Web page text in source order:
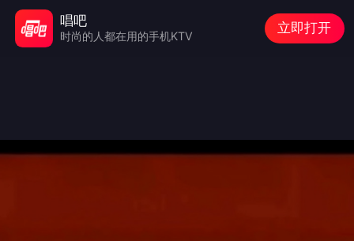
唱吧
时尚的人都在用的手机KTV
立即打开